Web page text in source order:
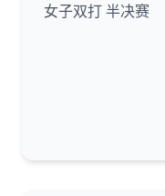
女子双打 半决赛